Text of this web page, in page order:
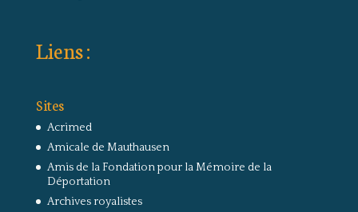
Liens :
Sites
Acrimed
Amicale de Mauthausen
Amis de la Fondation pour la Mémoire de la
Déportation
Archives royalistes